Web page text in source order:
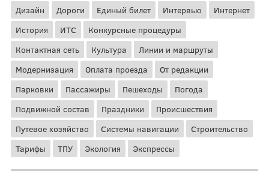
Дизайн
Дороги Единый билет Интервью
Интернет
История
ИТС
Конкурсные процедуры
Контактная сеть
Культура
Линии и маршруты
Модернизация
Оплата проезда
От редакции
Парковки
Пассажиры Пешеходы
Погода
Подвижной состав
Праздники
Происшествия
Путевое хозяйство
Системы навигации
Строительство
Тарифы
ТПУ Экология Экспрессы